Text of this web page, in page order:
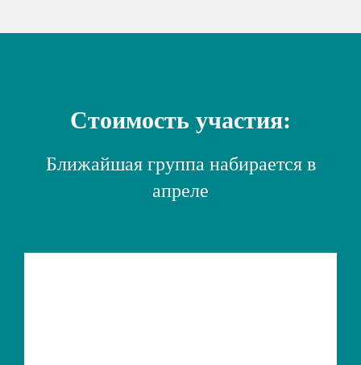
Стоимость участия:
Ближайшая группа набирается в
апреле